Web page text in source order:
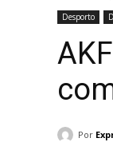
Desporto
Por